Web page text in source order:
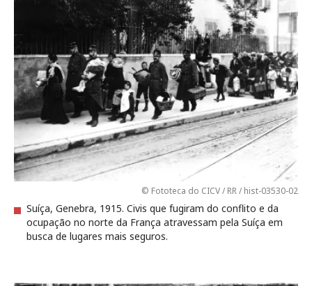
© Fototeca do CICV / RR / hist-03530-02
Suíça, Genebra, 1915. Civis que fugiram do conflito e da
ocupação no norte da França atravessam pela Suíça em
busca de lugares mais seguros.